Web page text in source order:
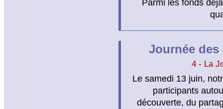
Parmi les fonds
Journée des
4 - La
Le samedi 13 juin,
participants
découverte, du